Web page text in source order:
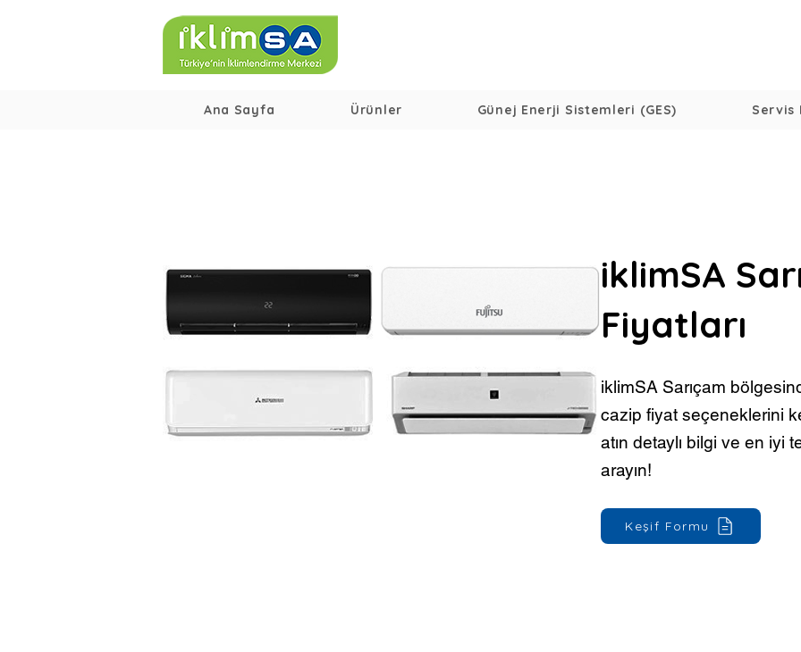
Ana Sayfa Ürünler Günej Enerji Sistemleri (GES) Servis
iklimSA
Fiyatları
iklimSA Sarıçam
cazip fiyat seçeneklerini
atın detaylı bilgi ve en iyi
arayın!
Keşif Formu